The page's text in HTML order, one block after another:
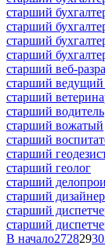
старший
старший
старший
старший
старший веб-
старший ведущий
старший
старший водитель
старший вожатый
старший
старший
старший геолог
старший
старший дизайнер
старший
старший
В начало27282930